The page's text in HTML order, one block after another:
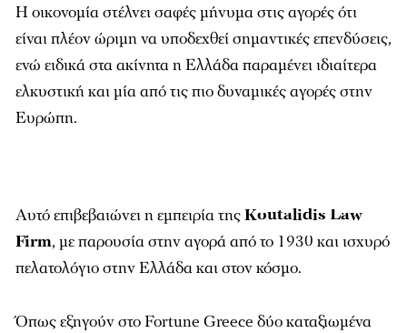
Η οικονομία στέλνει σαφές μήνυμα στις αγορές ότι
είναι πλέον ώριμη να υποδεχθεί σημαντικές επενδύσεις,
ενώ ειδικά στα ακίνητα η Ελλάδα παραμένει ιδιαίτερα
ελκυστική και μία από τις πιο δυναμικές αγορές στην
Ευρώπη.
Αυτό επιβεβαιώνει η εμπειρία τηςKoutalidis Law
Firm, με παρουσία στην αγορά από το 1930 και ισχυρό
πελατολόγιο στην Ελλάδα και στον κόσμο.
Όπως εξηγούν στο Fortune Greece δύο καταξιωμένα